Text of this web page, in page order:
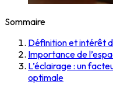
Sommaire
Définition et intérêt
Importance de
L’éclairage : un
optimale